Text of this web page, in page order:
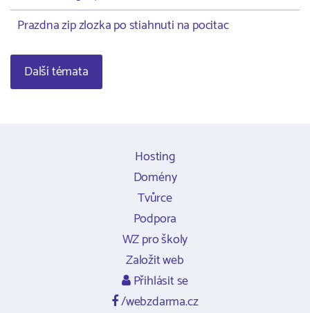
Prazdna zip zlozka po stiahnuti na pocitac
Další témata
Hosting
Domény
Tvůrce
Podpora
WZ pro školy
Založit web
Přihlásit se
/webzdarma.cz